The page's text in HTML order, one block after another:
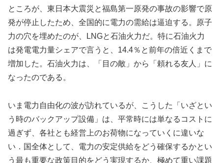
ところが、東日本大震災と福島第一原発の事故の影響で原
発が停止したため、全国的に電力の需給は逼迫する。原子
力の穴を埋めたのが、LNGと石油火力だ。特に石油火力
は発電電力量シェアで言うと、14.4％と前年の倍近くまで
増加した。石油火力は、「目の敵」から「頼れる友人」に
なったのである。
いま電力自由化の波が訪れているが、こうした「いざとい
う時のバックアップ設備」は、平常時には単なるコストに
過ぎず、各社とも経営上のお荷物になっていくに違いな
い．国全体として、電力の安定供給をどう確保するかとい
う最も重要な政策目的をどう実現するか、極めて重い課題